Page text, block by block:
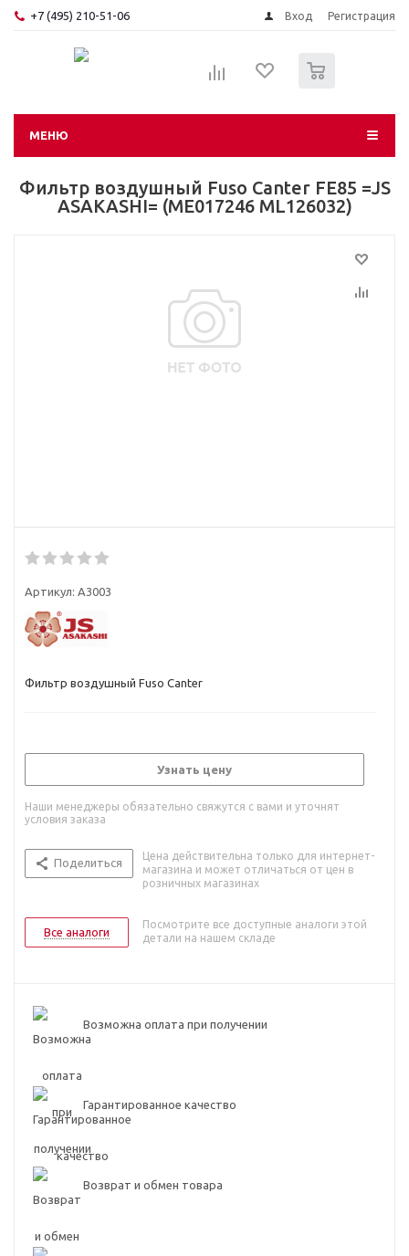
+7 (495) 210-51-06 Вход Регистрация
МЕНЮ
Фильтр воздушный Fuso Canter FE85 =JS
ASAKASHI= (ME017246 ML126032)
Артикул: A3003
Фильтр воздушный Fuso Canter
Узнать цену
Наши менеджеры обязательно свяжутся с вами и уточнят
условия заказа
Поделиться
Цена действительна только для интернет-
магазина и может отличаться от цен в
розничных магазинах
Все аналоги
Посмотрите все доступные аналоги этой
детали на нашем складе
Возможна оплата при получении
Гарантированное качество
Возврат и обмен товара